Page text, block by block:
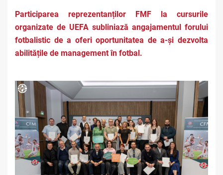
Participarea reprezentanților FMF la cursurile
organizate de UEFA subliniază angajamentul forului
fotbalistic de a oferi oportunitatea de a-și dezvolta
abilitățile de management în fotbal.